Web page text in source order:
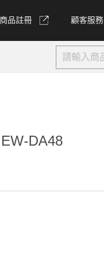
商品註冊 顧客服務
DA48